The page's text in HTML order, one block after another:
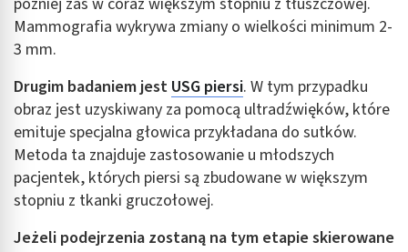
Mammografia wykrywa zmiany o wielkości minimum 2-
3 mm.
Drugim badaniem jest USG piersi. W tym przypadku
obraz jest uzyskiwany za pomocą ultradźwięków, które
emituje specjalna głowica przykładana do sutków.
Metoda ta znajduje zastosowanie u młodszych
pacjentek, których piersi są zbudowane w większym
stopniu z tkanki gruczołowej.
Jeżeli podejrzenia zostaną na tym etapie skierowane